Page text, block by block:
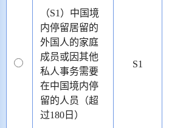
（S1）中国境
内停留居留的
外国人的家庭
成员或因其他
私人事务需要
在中国境内停
留的人员（超
过180日）
S1